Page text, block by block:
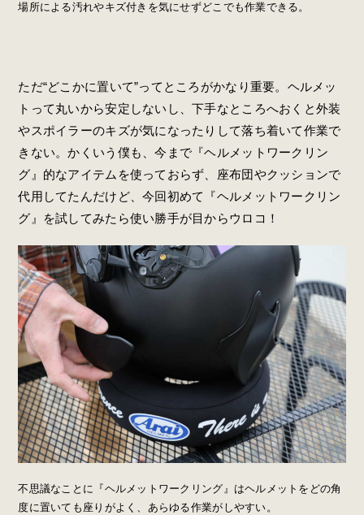
場所による汚れやキズ付きを気にせずどこでも作業できる。
ただ“どこかに置いて”ってところがかなり重要。ヘルメッ
トって丸いから安定しないし、下手なところへおくと外装
やスポイラーのキズが気になったりして落ち着いて作業で
きない。かくいう僕も、今まで『ヘルメットワークリン
グ』的なアイテムを使っておらず、座布団やクッションで
代用してたんだけど、今回初めて『ヘルメットワークリン
グ』を試してみたら使い勝手が目からウロコ！
不思議なことに『ヘルメットワークリング』はヘルメットをどの角
度に置いても座りがよく、あらゆる作業がしやすい。